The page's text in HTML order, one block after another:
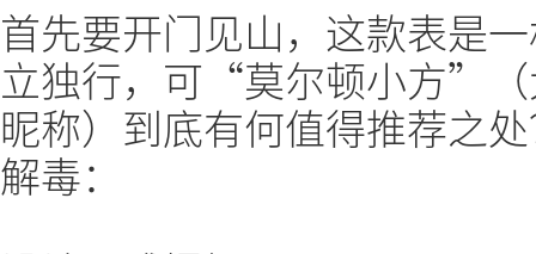
首先要开门见山，这款表是
立独行，可“莫尔顿小方”（
昵称）到底有何值得推荐之
解毒：